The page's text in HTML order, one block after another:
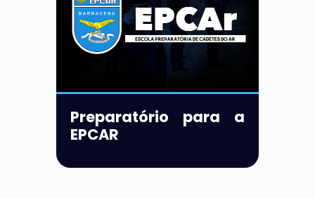
Preparatório para a
EPCAR